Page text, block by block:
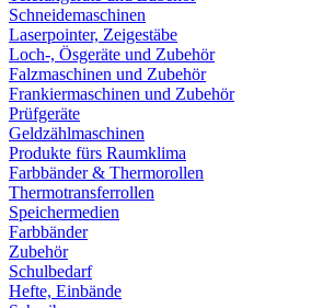
Schneidemaschinen
Laserpointer, Zeigestäbe
Loch-, Ösgeräte und Zubehör
Falzmaschinen und Zubehör
Frankiermaschinen und Zubehör
Prüfgeräte
Geldzählmaschinen
Produkte fürs Raumklima
Farbbänder & Thermorollen
Thermotransferrollen
Speichermedien
Farbbänder
Zubehör
Schulbedarf
Hefte, Einbände